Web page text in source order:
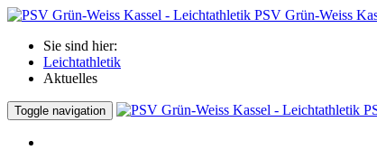
PSV Grün-Weiss
Sie sind hier:
Leichtathletik
Aktuelles
Toggle navigation